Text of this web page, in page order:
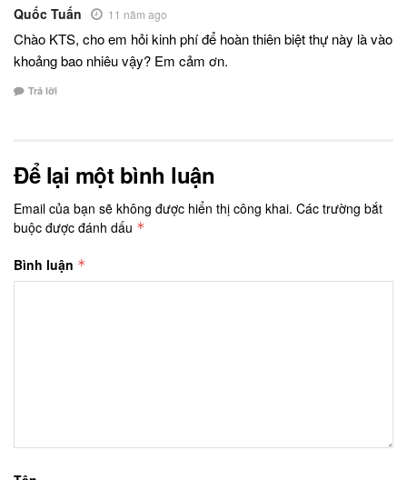
Quốc Tuấn 11 năm ago
Chào KTS, cho em hỏi kinh phí để hoàn thiên biệt thự này là vào
khoảng bao nhiêu vậy? Em cảm ơn.
Trả lời
Để lại một bình luận
Email của bạn sẽ không được hiển thị công khai. Các trường bắt
buộc được đánh dấu *
Bình luận *